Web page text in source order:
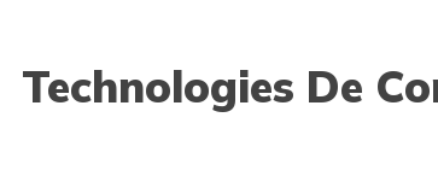
Technologies De